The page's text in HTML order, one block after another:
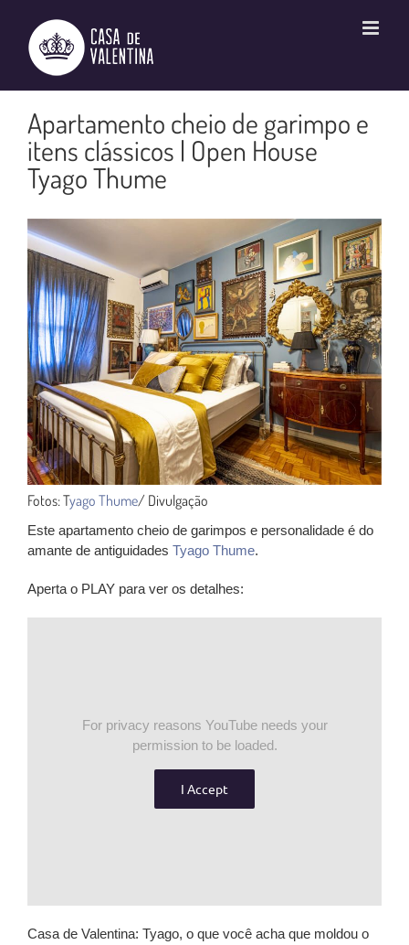
conteúdo
Apartamento cheio de garimpo e
itens clássicos | Open House
Tyago Thume
Fotos: Tyago Thume/ Divulgação
Este apartamento cheio de garimpos e personalidade é do
amante de antiguidades Tyago Thume.
Aperta o PLAY para ver os detalhes:
For privacy reasons YouTube needs your
permission to be loaded.
I Accept
Casa de Valentina: Tyago, o que você acha que moldou o